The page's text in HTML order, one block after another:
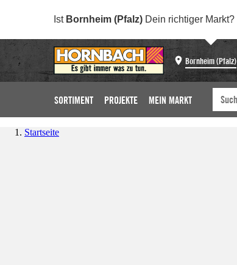
Ist Bornheim (Pfalz) Dein richtiger Markt?
Bornheim (Pfalz)
SORTIMENT PROJEKTE MEIN MARKT
Startseite